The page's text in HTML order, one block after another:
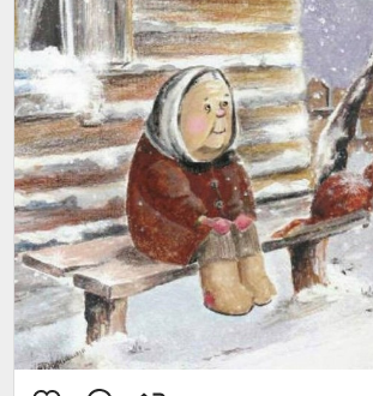
Не моя, чужая! - Все равно,
Вслед за ней иду и улыбаюсь,
А в душе печет огнём -
Как смешно, как глупо - Обозналась!...
Обманулась, зная наперёд,
Что родная - далеко, далёко!
Только ветер в окна занесёт
Вздох её печальный и глубокий...
Я иду, не поднимая глаз,
В землю пряча слёзы(от прохожих),
От того, что рядышком прошла